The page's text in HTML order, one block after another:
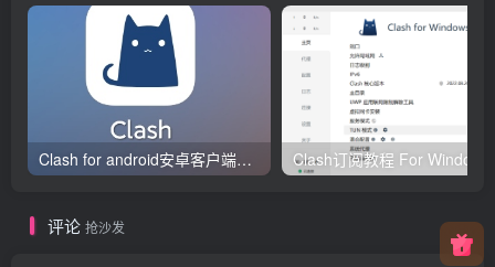
Clash for android安卓客户端保姆级新手使用教程
评论 抢沙发